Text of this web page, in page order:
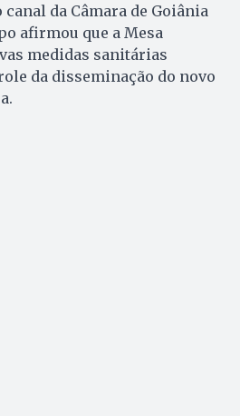
da Câmara de Goiânia
afirmou que a Mesa
medidas sanitárias
da disseminação do novo